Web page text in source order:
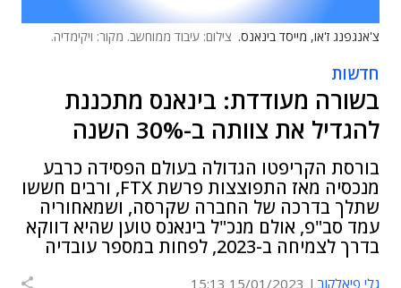
צ'אנגפנג ז'או, מייסד בינאנס. צילום: עיבוד ממוחשב. מקור: ויקימדיה.
חדשות
בשורה מעודדת: בינאנס מתכננת
להגדיל את צוותה ב-30% השנה
בורסת הקריפטו הגדולה בעולם הפסידה כרבע
מנכסיה מאז התפוצצות פרשת FTX, ורבים חששו
שתלך בדרכה של החברה שקרסה, ושמאחוריה
עמד סב"פ, אולם מנכ"ל בינאנס טוען שהיא דווקא
בדרך לצמיחה ב-2023, לפחות במספר עובדיה
גלי פיאלקוב 15/01/2023 15:13